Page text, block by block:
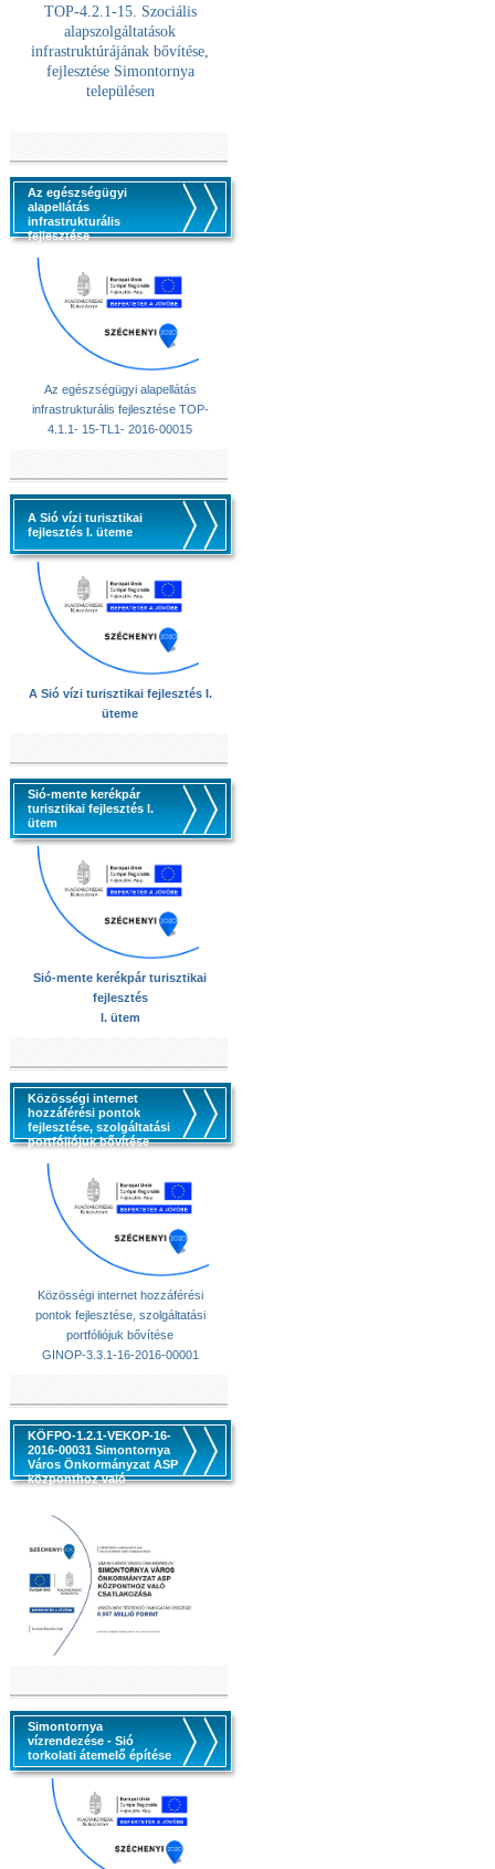
TOP-4.2.1-15. Szociális
alapszolgáltatások
infrastruktúrájának bővítése,
fejlesztése Simontornya
településen
Az egészségügyi
alapellátás
infrastrukturális
fejlesztése
Az egészségügyi alapellátás
infrastrukturális fejlesztése TOP-
4.1.1- 15-TL1- 2016-00015
A Sió vízi turisztikai
fejlesztés I. üteme
A Sió vízi turisztikai fejlesztés I.
üteme
Sió-mente kerékpár
turisztikai fejlesztés I.
ütem
Sió-mente kerékpár turisztikai
fejlesztés
I. ütem
Közösségi internet
hozzáférési pontok
fejlesztése, szolgáltatási
portfóliójuk bővítése
Közösségi internet hozzáférési
pontok fejlesztése, szolgáltatási
portfóliójuk bővítése
GINOP-3.3.1-16-2016-00001
KÖFPO-1.2.1-VEKOP-16-
2016-00031 Simontornya
Város Önkormányzat ASP
központhoz való
Simontornya
vízrendezése - Sió
torkolati átemelő építése